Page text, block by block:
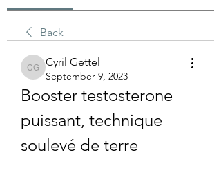
Back
Cyril Gettel
Cyril Gettel
September 9, 2023
Booster testosterone
puissant, technique
soulevé de terre